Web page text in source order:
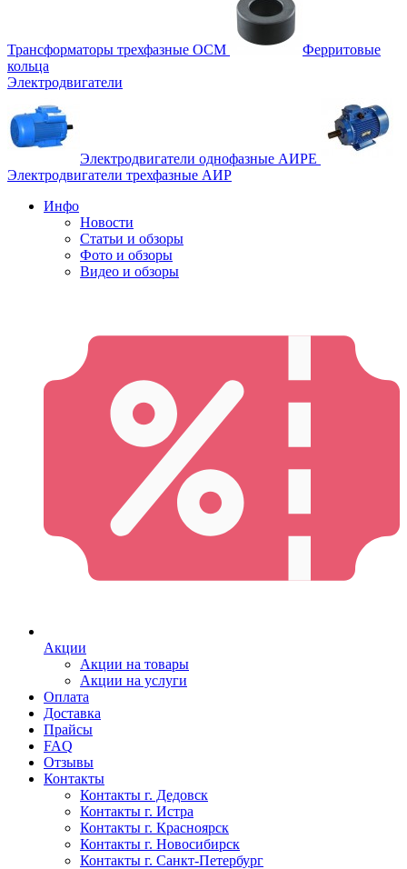
Трансформаторы трехфазные ОСМ
Ферритовые
кольца
Электродвигатели
Электродвигатели однофазные АИРЕ
Электродвигатели трехфазные АИР
Инфо
Новости
Статьи и обзоры
Фото и обзоры
Видео и обзоры
Акции
Акции на товары
Акции на услуги
Оплата
Доставка
Прайсы
FAQ
Отзывы
Контакты
Контакты г. Дедовск
Контакты г. Истра
Контакты г. Красноярск
Контакты г. Новосибирск
Контакты г. Санкт-Петербург